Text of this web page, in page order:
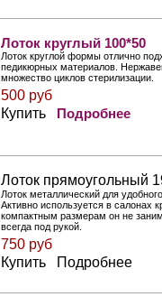
Лоток круглый 100*50
Лоток круглой формы отлично
педикюрных материалов.
множество циклов стерилизации.
500 руб
Купить Подробнее
Лоток прямоугольный
Лоток металлический для
Активно используется в салонах
компактным размерам он не
всегда под рукой.
750 руб
Купить Подробнее